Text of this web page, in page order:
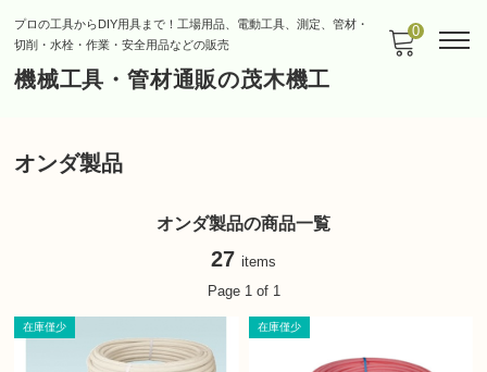
プロの工具からDIY用具まで！工場用品、電動工具、測定、管材・
切削・水栓・作業・安全用品などの販売
機械工具・管材通販の茂木機工
0
オンダ製品
オンダ製品の商品一覧
27 items
Page 1 of 1
在庫僅少 在庫僅少